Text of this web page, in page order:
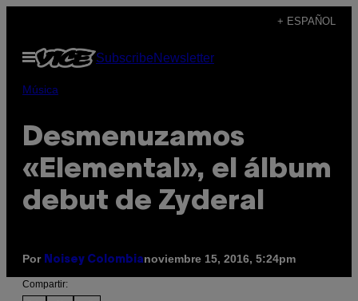
contenido
+ ESPAÑOL
Abrir
Menú
SubscribeNewsletter
Música
Desmenuzamos
«Elemental», el álbum
debut de Zyderal
Por Noisey Colombianoviembre 15, 2016, 5:24pm
Compartir: